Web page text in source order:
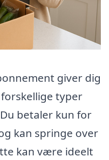
giver dig
typer
betaler kun for
kan springe over
kan være ideelt